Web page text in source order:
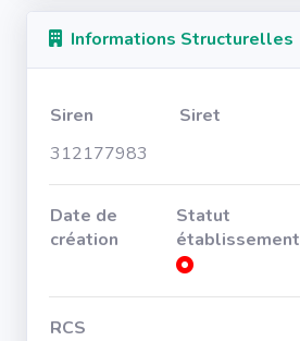
Informations Structurelles
Siren Siret
312177983
Date de
création
Statut
établissement
RCS